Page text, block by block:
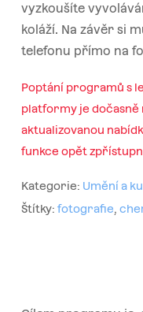
vyzkoušíte
koláží. Na závěr si
telefonu přímo na
Poptání programů s
platformy je
aktualizovanou
funkce opět
Kategorie: Umění a
Štítky: fotografie,